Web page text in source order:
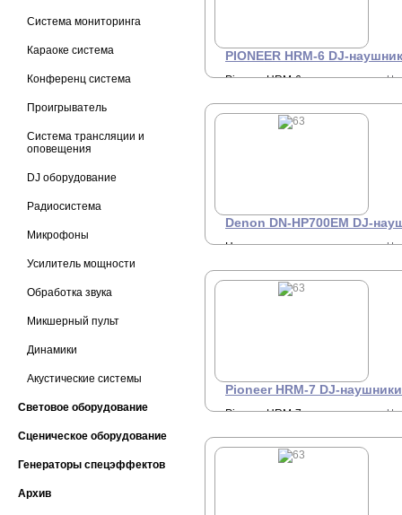
Система мониторинга
Караоке система
Конференц система
Проигрыватель
Система трансляции и
оповещения
DJ оборудование
Радиосистема
Микрофоны
Усилитель мощности
Обработка звука
Микшерный пульт
Динамики
Акустические системы
Световое оборудование
Сценическое оборудование
Генераторы спецэффектов
Архив
PIONEER HRM-6 DJ-
Pioneer HRM-6 -
мониторные закрытые
наушники, 5 - 40000 Гц, 45
Denon DN-HP700EM DJ-
Наушники закрытого типа,
40 мм.
Pioneer HRM-7 DJ-наушники
Pioneer HRM-7 -
мониторные закрытые
наушники, 5 - 40000 Гц, 45